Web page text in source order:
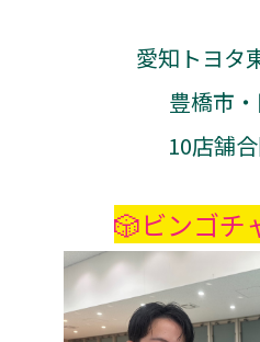
愛知トヨタ
豊橋市
10店舗
🎲ビンゴチ